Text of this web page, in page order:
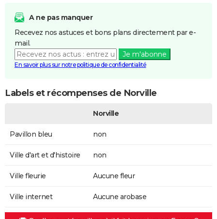
A ne pas manquer
Recevez nos astuces et bons plans directement par e-
mail.
Je m'abonne
En savoir plus sur notre politique de confidentialité
Labels et récompenses de Norville
Norville
Pavillon bleu non
Ville d'art et d'histoire non
Ville fleurie Aucune fleur
Ville internet Aucune arobase